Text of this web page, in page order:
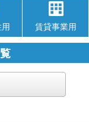
賃貸事業用